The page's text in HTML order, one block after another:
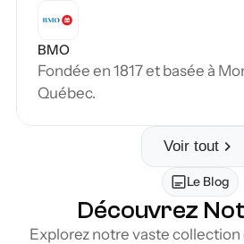
BMO
Fondée en 1817 et basée à
Québec.
Voir tout
Le Blog
Découvrez
Explorez notre vaste